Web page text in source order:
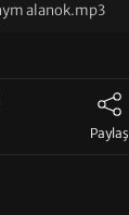
alanok.mp3
Paylaş